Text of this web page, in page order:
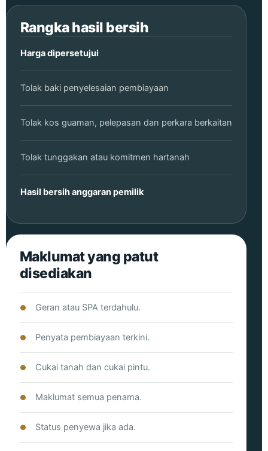
Rangka hasil bersih
Harga dipersetujui
Tolak baki penyelesaian pembiayaan
Tolak kos guaman, pelepasan dan perkara berkaitan
Tolak tunggakan atau komitmen hartanah
Hasil bersih anggaran pemilik
Maklumat yang patut
disediakan
Geran atau SPA terdahulu.
Penyata pembiayaan terkini.
Cukai tanah dan cukai pintu.
Maklumat semua penama.
Status penyewa jika ada.